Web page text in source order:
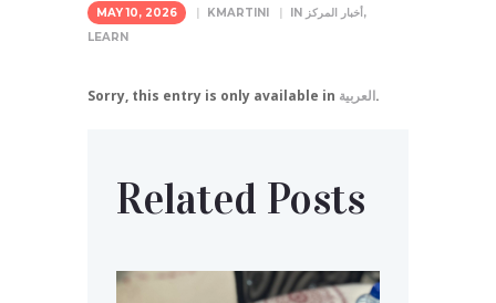
MAY 10, 2026 KMARTINI IN أخبار المركز ,
LEARN
Sorry, this entry is only available in العربية.
Related Posts